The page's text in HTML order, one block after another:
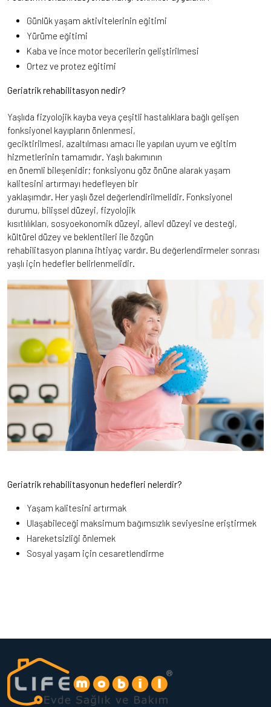
Günlük yaşam aktivitelerinin eğitimi
Yürüme eğitimi
Kaba ve ince motor becerilerin geliştirilmesi
Ortez ve protez eğitimi
Geriatrik rehabilitasyon nedir?
Yaşlıda fizyolojik kayba veya çeşitli hastalıklara bağlı gelişen
fonksiyonel kayıpların önlenmesi,
geciktirilmesi, azaltılması amacı ile yapılan uyum ve eğitim
hizmetlerinin tamamıdır. Yaşlı bakımının
en önemli bileşenidir; fonksiyonu göz önüne alarak yaşam
kalitesini artırmayı hedefleyen bir
yaklaşımdır. Her yaşlı özel değerlendirilmelidir. Fonksiyonel
durumu, bilişsel düzeyi, fizyolojik
kısıtlılıkları, sosyoekonomik düzeyi, ailevi düzeyi ve desteği,
kültürel düzey ve beklentileri ile özgün
rehabilitasyon planına ihtiyaç vardır. Bu değerlendirmeler sonrası
yaşlı için hedefler belirlenmelidir.
Geriatrik rehabilitasyonun hedefleri nelerdir?
Yaşam kalitesini artırmak
Ulaşabileceği maksimum bağımsızlık seviyesine eriştirmek
Hareketsizliği önlemek
Sosyal yaşam için cesaretlendirme